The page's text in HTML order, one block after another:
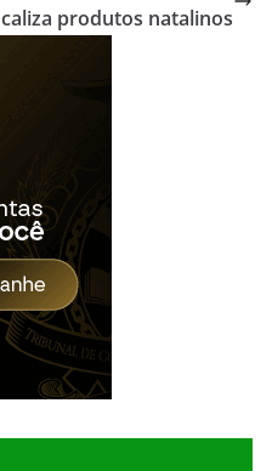
caliza produtos natalinos